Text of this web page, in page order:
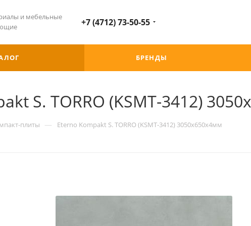
и мебельные
+7 (4712) 73-50-55
БРЕНДЫ
S. TORRO (KSMT-3412)
плиты — Eterno Kompakt S. TORRO (KSMT-3412) 3050х650х4мм